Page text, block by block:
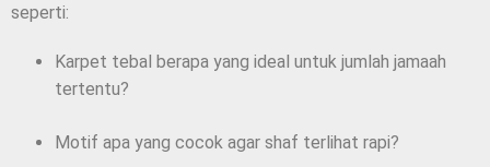
seperti:
Karpet tebal berapa yang ideal untuk jumlah jamaah
tertentu?
Motif apa yang cocok agar shaf terlihat rapi?